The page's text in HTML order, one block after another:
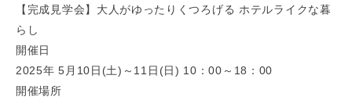
【完成見学会】大人がゆったりくつろげる ホテルライクな暮
らし
開催日
2025年 5月10日(土)～11日(日) 10：00～18：00
開催場所